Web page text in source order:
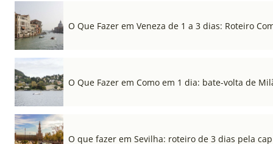
O Que Fazer em Veneza de 1 a 3 dias: Roteiro
O Que Fazer em Como em 1 dia: bate-volta de
O que fazer em Sevilha: roteiro de 3 dias pela